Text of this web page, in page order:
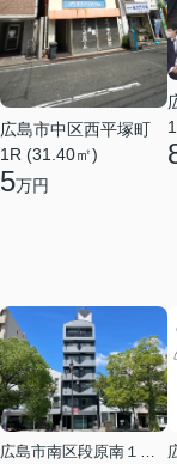
広島市中区西平塚町
1R (31.40㎡)
5万円
広島市南区段原南１丁目